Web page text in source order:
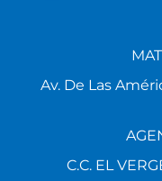
Av. De Las
C.C. EL